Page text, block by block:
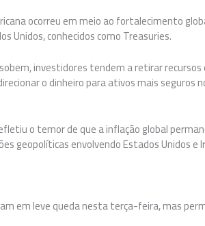
ocorreu em meio ao fortalecimento
Unidos, conhecidos como Treasuries.
investidores tendem a retirar
o dinheiro para ativos mais seguros
o temor de que a inflação global
geopolíticas envolvendo Estados Unidos e
em leve queda nesta terça-feira, mas